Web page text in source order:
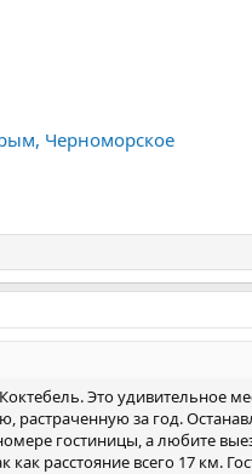
Черноморское
Это удивительное
за год.
гостиницы, а любите
расстояние всего 17 км.